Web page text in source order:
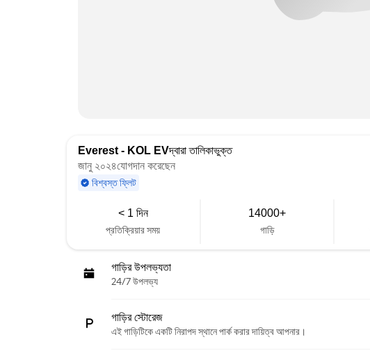
Everest - KOL EVদ্বারা তালিকাভুক্ত
জানু ২০২৪যোগদান করেছেন
বিশ্বস্ত ফ্লিট
< 1 দিন
প্রতিক্রিয়ার সময়
14000+
গাড়ি
গাড়ির উপলভ্যতা
24/7 উপলভ্য
গাড়ির স্টোরেজ
এই গাড়িটিকে একটি নিরাপদ স্থানে পার্ক করার দায়িত্ব আপনার।